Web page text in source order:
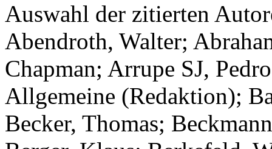
Auswahl der zitierten
Abendroth, Walter;
Chapman; Arrupe SJ,
Allgemeine (Redaktion);
Becker, Thomas;